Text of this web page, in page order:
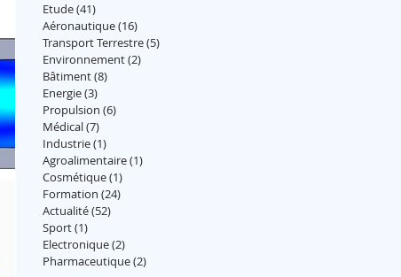
Etude(41)41 posts
Aéronautique(16)16 posts
Transport Terrestre(5)5 posts
Environnement(2)2 posts
Bâtiment(8)8 posts
Energie(3)3 posts
Propulsion (6)6 posts
Médical(7)7 posts
Industrie(1)1 post
Agroalimentaire(1)1 post
Cosmétique(1)1 post
Formation (24)24 posts
Actualité(52)52 posts
Sport(1)1 post
Electronique(2)2 posts
Pharmaceutique(2)2 posts